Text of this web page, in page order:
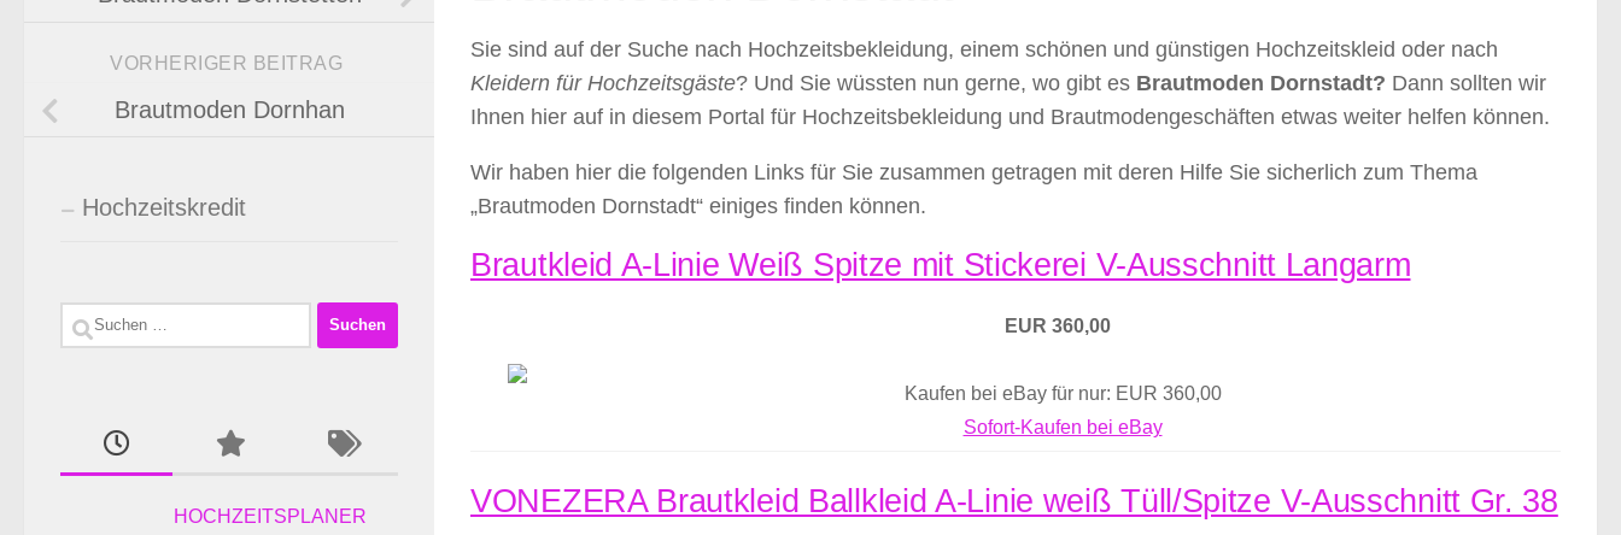
Sie sind auf der Suche nach Hochzeitsbekleidung, einem schönen und günstigen Hochzeitskleid oder nach
Kleidern für Hochzeitsgäste? Und Sie wüssten nun gerne, wo gibt es Brautmoden Dornstadt? Dann sollten wir
Ihnen hier auf in diesem Portal für Hochzeitsbekleidung und Brautmodengeschäften etwas weiter helfen können.
Wir haben hier die folgenden Links für Sie zusammen getragen mit deren Hilfe Sie sicherlich zum Thema
„Brautmoden Dornstadt“ einiges finden können.
Brautkleid A-Linie Weiß Spitze mit Stickerei V-Ausschnitt Langarm
EUR 360,00
Kaufen bei eBay für nur: EUR 360,00
Sofort-Kaufen bei eBay
VONEZERA Brautkleid Ballkleid A-Linie weiß Tüll/Spitze V-Ausschnitt Gr. 38
VORHERIGER BEITRAG
Brautmoden Dornhan
Hochzeitskredit
Suchen
HOCHZEITSPLANER